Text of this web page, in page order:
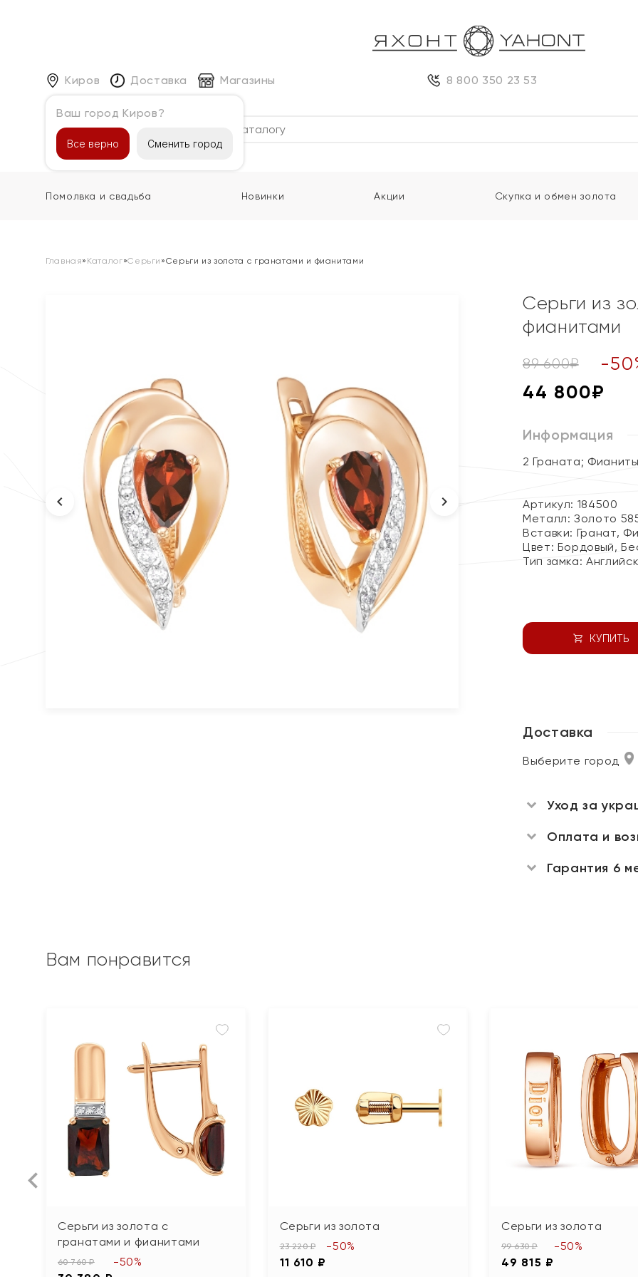
Киров
Ваш город Киров?
Все верно Сменить город
Доставка Магазины 8 800 350 23 53
Каталог
Помолвка и свадьба Новинки Акции Скупка и обмен золота
Главная» Каталог»Серьги »Серьги из золота с гранатами и фианитами
Серьги из
фианитами
89 600₽ -50
44 800₽
Информация
2 Граната; Фианиты
Артикул: 184500
Металл:Золото
Вставки: Гранат,
Цвет: Бордовый,
Тип замка:
КУПИТЬ
Доставка
Выберите город
Уход за
Оплата и
Гарантия 6
Вам понравится
Серьги из золота с
гранатами и фианитами
60 760 ₽ -50%
Серьги из золота
23 220 ₽
11 610 ₽
-50%
Серьги из золота
99 630 ₽
49 815 ₽
-50%